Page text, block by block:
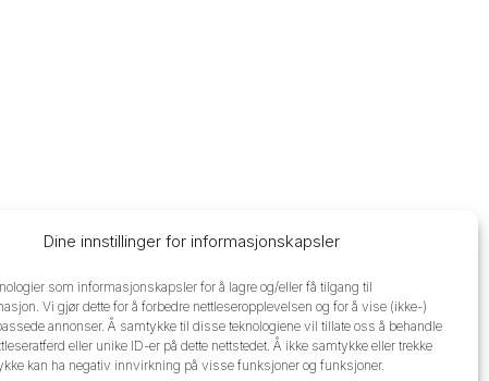
Dine innstillinger for informasjonskapsler
som informasjonskapsler for å lagre og/eller få tilgang til
Vi gjør dette for å forbedre nettleseropplevelsen og for å vise (ikke-)
annonser. Å samtykke til disse teknologiene vil tillate oss å behandle
eller unike ID-er på dette nettstedet. Å ikke samtykke eller trekke
kan ha negativ innvirkning på visse funksjoner og funksjoner.